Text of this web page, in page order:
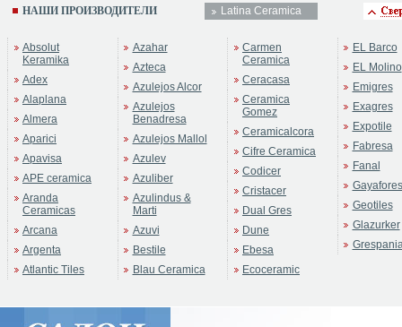
НАШИ ПРОИЗВОДИТЕЛИ Latina Ceramica
Absolut
Keramika
Adex
Alaplana
Almera
Aparici
Apavisa
APE ceramica
Aranda
Ceramicas
Arcana
Argenta
Atlantic Tiles
Azahar
Azteca
Azulejos Alcor
Azulejos
Benadresa
Azulejos Mallol
Azulev
Azuliber
Azulindus &
Marti
Azuvi
Bestile
Blau Ceramica
Carmen
Ceramica
Ceracasa
Ceramica
Gomez
Ceramicalcora
Cifre Ceramica
Codicer
Cristacer
Dual Gres
Dune
Ebesa
Ecoceramic
EL Barco
EL Molino
Emigres
Exagres
Expotile
Fabresa
Fanal
Gayafores
Geotiles
Glazurker